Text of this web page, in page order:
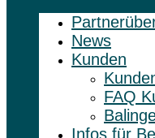
News
Kunden
FAQ
Infos für